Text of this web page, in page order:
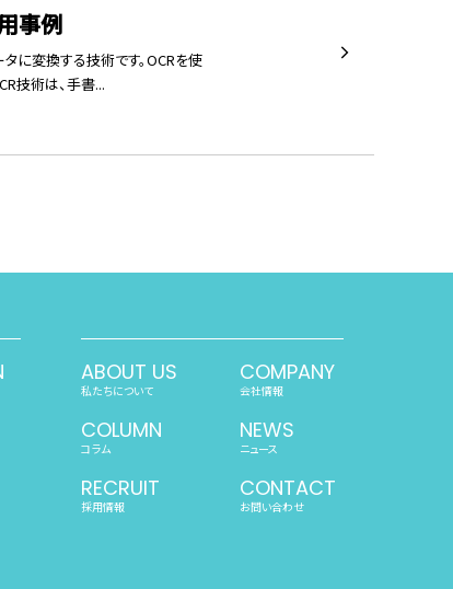
事例
に変換する技術です。OCRを使
技術は、手書...
ABOUT US
私たちについて
COMPANY
会社情報
COLUMN
コラム
NEWS
ニュース
RECRUIT
採用情報
CONTACT
お問い合わせ